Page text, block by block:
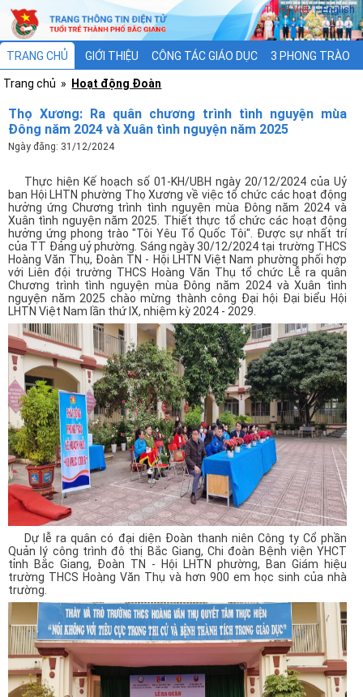
Tiếng Việt|English
TRANG CHỦ GIỚI THIỆU CÔNG TÁC GIÁO DỤC 3 PHONG TRÀO
3 CHƯƠNG TRÌNH XÂY DỰNG ĐOÀN
Trang chủ » Hoạt động Đoàn
Thọ Xương: Ra quân chương trình tình nguyện mùa
Đông năm 2024 và Xuân tình nguyện năm 2025
Ngày đăng: 31/12/2024
Thực hiện Kế hoạch số 01-KH/UBH ngày 20/12/2024 của Uỷ
ban Hội LHTN phường Thọ Xương về việc tổ chức các hoạt động
hưởng ứng Chương trình tình nguyện mùa Đông năm 2024 và
Xuân tình nguyện năm 2025. Thiết thực tổ chức các hoạt động
hưởng ứng phong trào "Tôi Yêu Tổ Quốc Tôi". Được sự nhất trí
của TT Đảng uỷ phường. Sáng ngày 30/12/2024 tại trường THCS
Hoàng Văn Thụ, Đoàn TN - Hội LHTN Việt Nam phường phối hợp
với Liên đội trường THCS Hoàng Văn Thụ tổ chức Lễ ra quân
Chương trình tình nguyện mùa Đông năm 2024 và Xuân tình
nguyện năm 2025 chào mừng thành công Đại hội Đại biểu Hội
LHTN Việt Nam lần thứ IX, nhiệm kỳ 2024 - 2029.
Dự lễ ra quân có đại diện Đoàn thanh niên Công ty Cổ phần
Quản lý công trình đô thị Bắc Giang, Chi đoàn Bệnh viện YHCT
tỉnh Bắc Giang, Đoàn TN - Hội LHTN phường, Ban Giám hiệu
trường THCS Hoàng Văn Thụ và hơn 900 em học sinh của nhà
trường.